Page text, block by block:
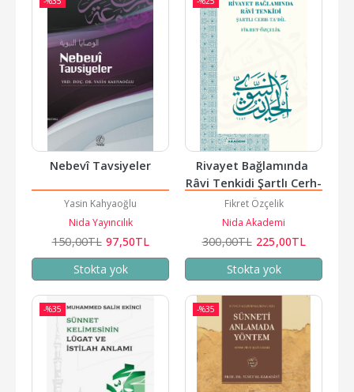
Nebevî Tavsiyeler
Yasin Kahyaoğlu
Nida Yayıncılık
150,00TL 97,50TL
Stokta yok
Rivayet Bağlamında
Râvi Tenkidi Şartlı Cerh-
Ta’dîl
Fikret Özçelik
Nida Akademi
300,00TL 225,00TL
Stokta yok
-%35 -%35